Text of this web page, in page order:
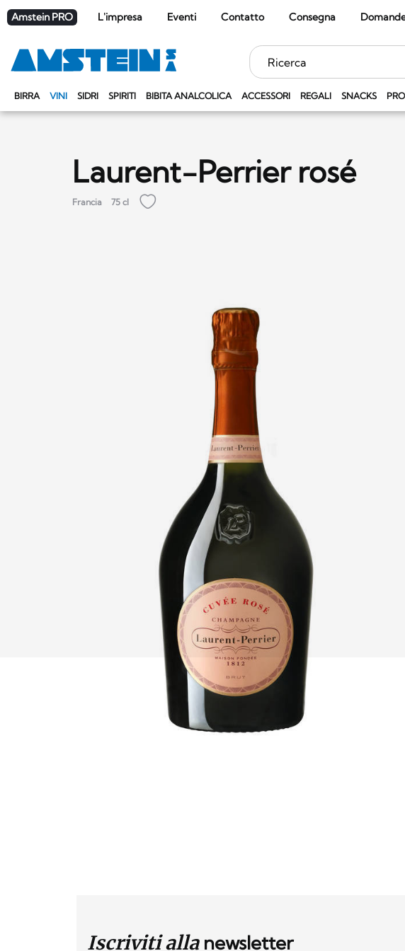
Amstein PRO L'impresa Eventi Contatto Consegna
BIRRA VINI SIDRI SPIRITI BIBITA ANALCOLICA ACCESSORI REGALI SNACKS
Parole
chiave
Laurent-Perrier rosé
Francia 75 cl
Iscriviti allanewsletter